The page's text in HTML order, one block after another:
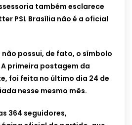
também esclarece
PSL Brasília não é a oficial
não possui, de fato, o símbolo
primeira postagem da
foi feita no último dia 24 de
nesse mesmo mês.
364 seguidores,